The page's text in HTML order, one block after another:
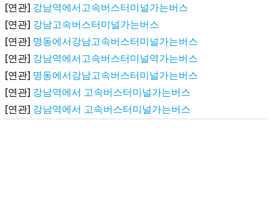
[연관] 강남역에서고속버스터미널가는버스
[연관] 강남고속버스터미널가는버스
[연관] 명동에서강남고속버스터미널가는버스
[연관] 강남역에서고속버스터미널역가는버스
[연관] 명동에서강남고속버스터미널가는버스
[연관] 강남역에서 고속버스터미널가는버스
[연관] 강남역에서 고속버스터미널가는버스